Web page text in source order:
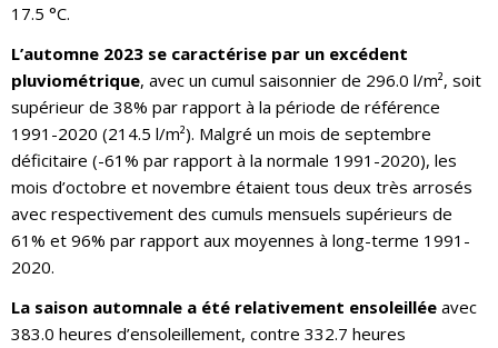
17.5 °C.
L’automne 2023 se caractérise par un excédent
pluviométrique, avec un cumul saisonnier de 296.0 l/m², soit
supérieur de 38% par rapport à la période de référence
1991-2020 (214.5 l/m²). Malgré un mois de septembre
déficitaire (-61% par rapport à la normale 1991-2020), les
mois d’octobre et novembre étaient tous deux très arrosés
avec respectivement des cumuls mensuels supérieurs de
61% et 96% par rapport aux moyennes à long-terme 1991-
2020.
La saison automnale a été relativement ensoleillée avec
383.0 heures d’ensoleillement, contre 332.7 heures